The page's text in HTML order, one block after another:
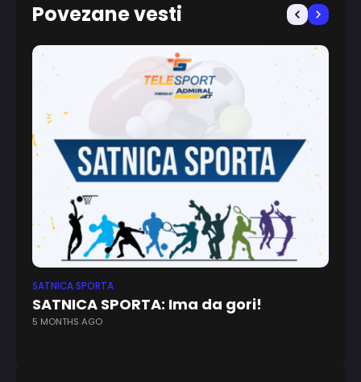
Povezane vesti
SATNICA SPORTA
SATNICA SPORTA: Ima da gori!
5 MONTHS AGO